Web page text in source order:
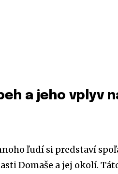
a jeho vplyv
ľudí si predstaví
Domaše a jej okolí.